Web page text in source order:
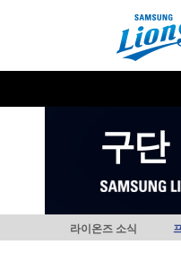
구단
라이온즈 소식